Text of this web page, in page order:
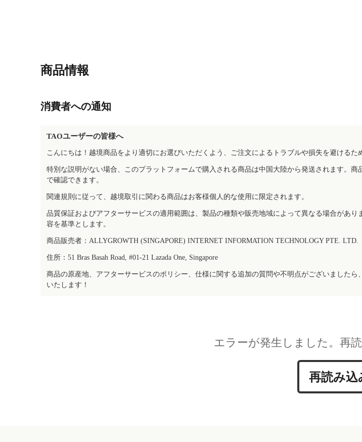
商品情報
消費者への通知
TAOユーザーの皆様へ
こんにちは！越境商品をより適切にお選びいただくよう、ご注文によるトラブルや損失を避ける
特別な説明がない場合、このプラットフォームで購入される商品は中国大陸から発送されます。
で確認できます。
関連規則に従って、越境取引に関わる商品はお客様個人的な使用に限定されます。
品質保証およびアフターサービスの適用範囲は、製品の種類や販売地域によって異なる場合があ
容を基準とします。
商品販売者：ALLYGROWTH (SINGAPORE) INTERNET INFORMATION TECHNOLOGY PTE. LTD.
住所：51 Bras Basah Road, #01-21 Lazada One, Singapore
商品の原産地、アフターサービスのポリシー、仕様に関する追加の質問や不明点がございました
いたします！
エラーが発生しました。再
再読み込